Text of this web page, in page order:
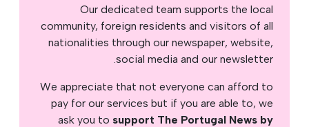
Our dedicated team supports the local
community, foreign residents and visitors of all
nationalities through our newspaper, website,
social media and our newsletter.
We appreciate that not everyone can afford to
pay for our services but if you are able to, we
ask you to support The Portugal News by